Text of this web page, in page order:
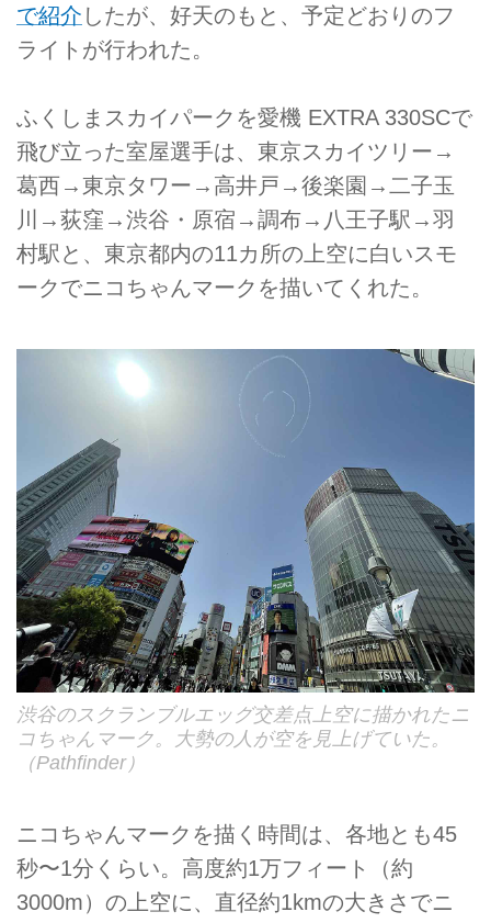
で紹介 したが、好天のもと、予定どおりのフ
ライトが行われた。
ふくしまスカイパークを愛機 EXTRA 330SCで
飛び立った室屋選手は、東京スカイツリー→
葛西→東京タワー→高井戸→後楽園→二子玉
川→荻窪→渋谷・原宿→調布→八王子駅→羽
村駅と、東京都内の11カ所の上空に白いスモ
ークでニコちゃんマークを描いてくれた。
渋谷のスクランブルエッグ交差点上空に描かれたニ
コちゃんマーク。大勢の人が空を見上げていた。
（Pathfinder）
ニコちゃんマークを描く時間は、各地とも45
秒〜1分くらい。高度約1万フィート（約
3000m）の上空に、直径約1kmの大きさでニ